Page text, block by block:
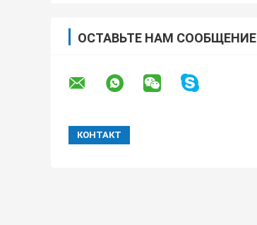
ОСТАВЬТЕ НАМ СООБЩЕНИЕ